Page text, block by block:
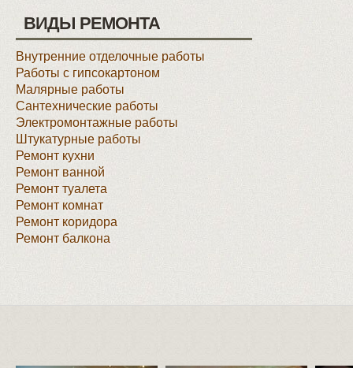
ВИДЫ РЕМОНТА
Внутренние отделочные работы
Работы с гипсокартоном
Малярные работы
Сантехнические работы
Электромонтажные работы
Штукатурные работы
Ремонт кухни
Ремонт ванной
Ремонт туалета
Ремонт комнат
Ремонт коридора
Ремонт балкона